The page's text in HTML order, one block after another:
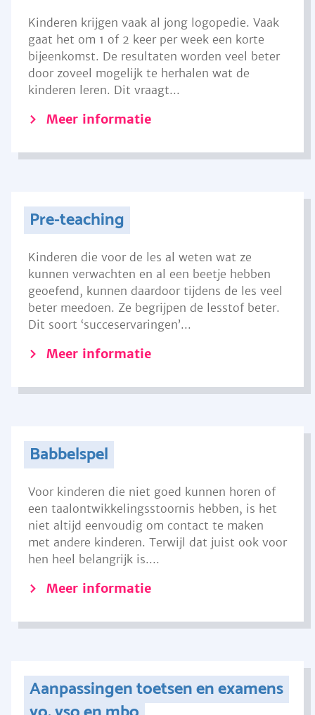
Kinderen krijgen vaak al jong logopedie. Vaak
gaat het om 1 of 2 keer per week een korte
bijeenkomst. De resultaten worden veel beter
door zoveel mogelijk te herhalen wat de
kinderen leren. Dit vraagt...
Meer informatie
Pre-teaching
Kinderen die voor de les al weten wat ze
kunnen verwachten en al een beetje hebben
geoefend, kunnen daardoor tijdens de les veel
beter meedoen. Ze begrijpen de lesstof beter.
Dit soort ‘succeservaringen’...
Meer informatie
Babbelspel
Voor kinderen die niet goed kunnen horen of
een taalontwikkelingsstoornis hebben, is het
niet altijd eenvoudig om contact te maken
met andere kinderen. Terwijl dat juist ook voor
hen heel belangrijk is....
Meer informatie
Aanpassingen toetsen en examens